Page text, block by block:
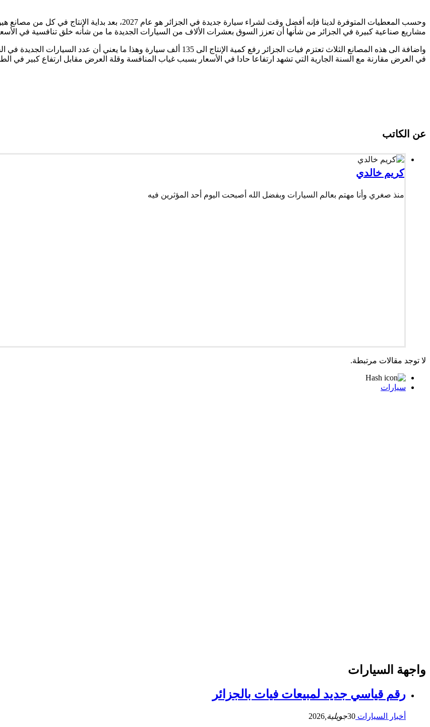
وحسب المعطيات المتوفرة لدينا فإنه أفضل وقت لشراء سيارة جديدة
مشاريع صناعية كبيرة في الجزائر من شأنها أن تعزز السوق بعشرات الألاف من السيارات الجديدة ما من شأنه خلق تنافسية في
في العرض مقارنة مع السنة الجارية التي تشهد ارتفاعا حادا في الأسعار بسبب غياب المنافسة وقلة العرض مقابل ارتفاع كبير في
عن الكاتب
كريم خالدي
منذ صغري وأنا مهتم بعالم السيارات وبفضل الله أصبحت اليوم أحد المؤثرين فيه
لا توجد مقالات مرتبطة.
سيارات
واجهة السيارات
رقم قياسي جديد لمبيعات فيات بالجزائر
أخبار السيارات 30جويلية, 2026